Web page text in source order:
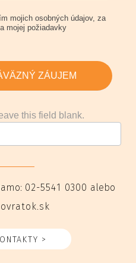
mojich osobných údajov, za
mojej požiadavky
ZÁUJEM
this field blank.
02-5541 0300 alebo
>